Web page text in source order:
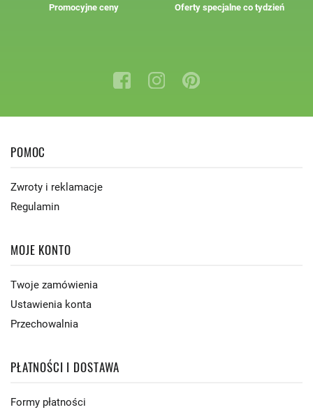
Promocyjne ceny Oferty specjalne co tydzień
POMOC
Zwroty i reklamacje
Regulamin
MOJE KONTO
Twoje zamówienia
Ustawienia konta
Przechowalnia
PŁATNOŚCI I DOSTAWA
Formy płatności